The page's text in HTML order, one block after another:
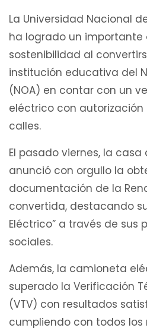
La Universidad Nacional
ha logrado un importante
sostenibilidad al
institución educativa del
(NOA) en contar con un
eléctrico con
calles.
El pasado viernes, la
anunció con orgullo la
documentación de la
convertida, destacando
Eléctrico” a través de sus
sociales.
Además, la camioneta
superado la Verificación
(VTV) con resultados
cumpliendo con todos los